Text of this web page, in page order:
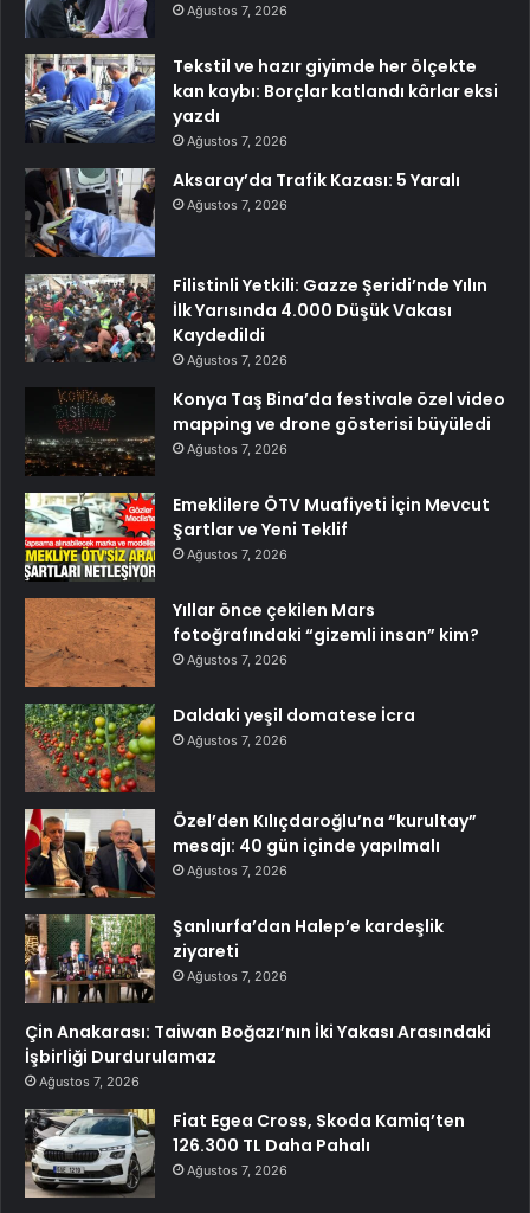
Ağustos 7, 2026
Tekstil ve hazır giyimde her ölçekte
kan kaybı: Borçlar katlandı kârlar eksi
yazdı
Ağustos 7, 2026
Aksaray’da Trafik Kazası: 5 Yaralı
Ağustos 7, 2026
Filistinli Yetkili: Gazze Şeridi’nde Yılın
İlk Yarısında 4.000 Düşük Vakası
Kaydedildi
Ağustos 7, 2026
Konya Taş Bina’da festivale özel video
mapping ve drone gösterisi büyüledi
Ağustos 7, 2026
Emeklilere ÖTV Muafiyeti İçin Mevcut
Şartlar ve Yeni Teklif
Ağustos 7, 2026
Yıllar önce çekilen Mars
fotoğrafındaki “gizemli insan” kim?
Ağustos 7, 2026
Daldaki yeşil domatese İcra
Ağustos 7, 2026
Özel’den Kılıçdaroğlu’na “kurultay”
mesajı: 40 gün içinde yapılmalı
Ağustos 7, 2026
Şanlıurfa’dan Halep’e kardeşlik
ziyareti
Ağustos 7, 2026
Çin Anakarası: Taiwan Boğazı’nın İki Yakası Arasındaki
İşbirliği Durdurulamaz
Ağustos 7, 2026
Fiat Egea Cross, Skoda Kamiq’ten
126.300 TL Daha Pahalı
Ağustos 7, 2026